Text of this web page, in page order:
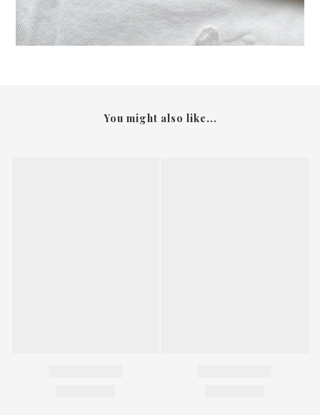
You might also like...